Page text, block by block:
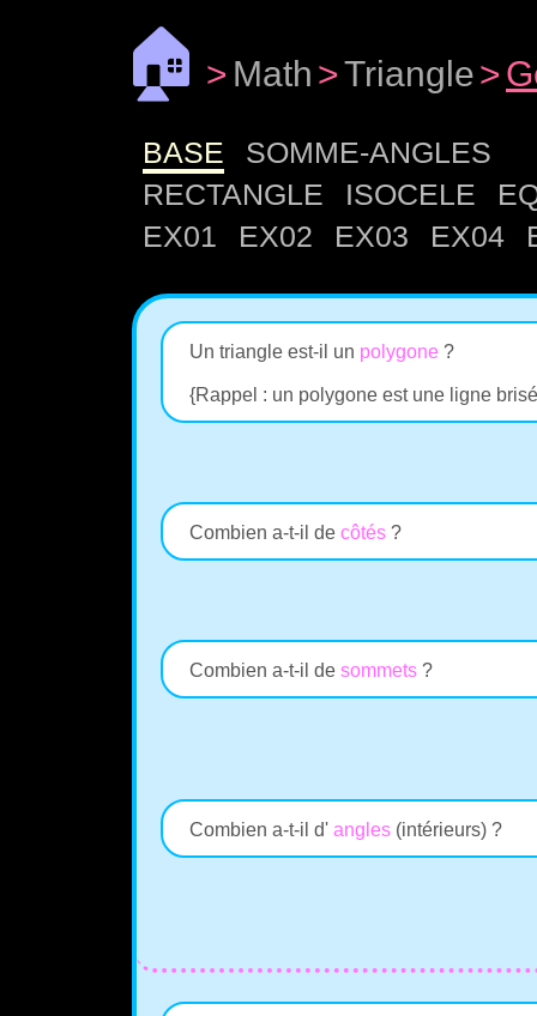
🏠 > Math >Triangle>
BASE
SOMME-ANGLES
RECTANGLE
ISOCELE
EX01
EX02 EX03 EX04
Un triangle est-il un polygone ?
{Rappel : un polygone est une ligne
Combien a-t-il de côtés ?
Combien a-t-il de sommets ?
Combien a-t-il d' angles (intérieurs) ?